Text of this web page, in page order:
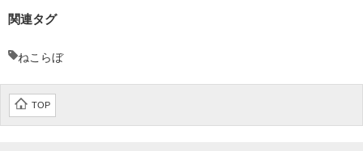
関連タグ
ねこらぼ
TOP